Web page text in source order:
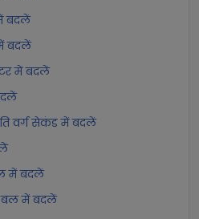
बदलें
बदलें
में बदलें
वर्ग सेकंड में बदलें
में बदलें
बल में बदलें